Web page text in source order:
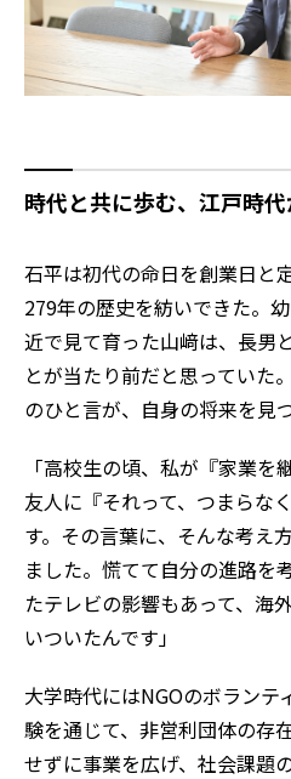
時代と共に歩む、江戸時
石平は初代の命日を創業日と
279年の歴史を紡いできた。
近で見て育った山﨑は、長男
とが当たり前だと思っていた
のひと言が、自身の将来を見
「高校生の頃、私が『家業を
友人に『それって、つまらな
す。その言葉に、そんな考え
ました。慌てて自分の進路を
たテレビの影響もあって、海
いついたんです」
大学時代にはNGOのボランテ
験を通じて、非営利団体の存
せずに事業を広げ、社会課題